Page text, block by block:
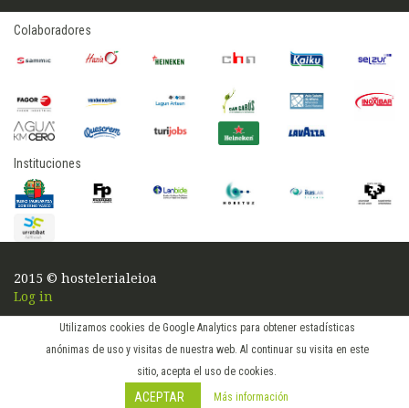
Utilizamos cookies de Google Analytics para obtener estadísticas
anónimas de uso y visitas de nuestra web. Al continuar su visita en este
sitio, acepta el uso de cookies.
ACEPTAR Más información
Colaboradores
Instituciones
2015 © hostelerialeioa
Log in